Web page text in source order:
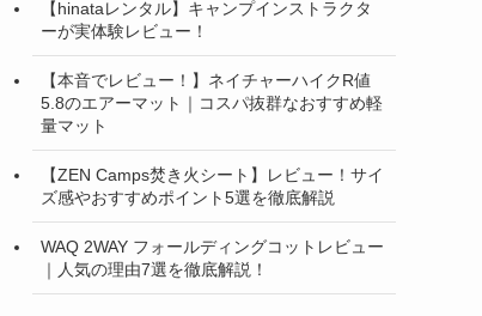
【hinataレンタル】キャンプインストラクタ
ーが実体験レビュー！
【本音でレビュー！】ネイチャーハイクR値
5.8のエアーマット｜コスパ抜群なおすすめ軽
量マット
【ZEN Camps焚き火シート】レビュー！サイ
ズ感やおすすめポイント5選を徹底解説
WAQ 2WAY フォールディングコットレビュー
｜人気の理由7選を徹底解説！